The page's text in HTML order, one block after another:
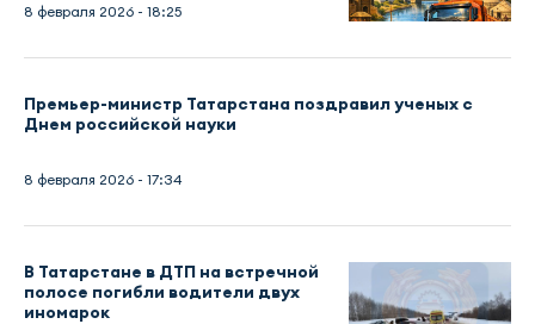
8 февраля 2026 - 18:25
Премьер-министр Татарстана поздравил ученых с
Днем российской науки
8 февраля 2026 - 17:34
В Татарстане в ДТП на встречной
полосе погибли водители двух
иномарок